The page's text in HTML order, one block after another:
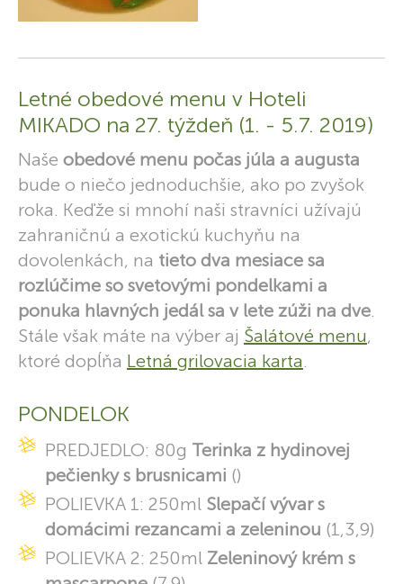
Letné obedové menu v Hoteli
MIKADO na 27. týždeň (1. - 5.7. 2019)
Naše obedové menu počas júla a augusta
bude o niečo jednoduchšie, ako po zvyšok
roka. Keďže si mnohí naši stravníci užívajú
zahraničnú a exotickú kuchyňu na
dovolenkách, na tieto dva mesiace sa
rozlúčime so svetovými pondelkami a
ponuka hlavných jedál sa v lete zúži na dve.
Stále však máte na výber aj Šalátové menu,
ktoré dopĺňa Letná grilovacia karta.
PONDELOK
PREDJEDLO: 80g Terinka z hydinovej
pečienky s brusnicami ()
POLIEVKA 1: 250ml Slepačí vývar s
domácimi rezancami a zeleninou (1,3,9)
POLIEVKA 2: 250ml Zeleninový krém s